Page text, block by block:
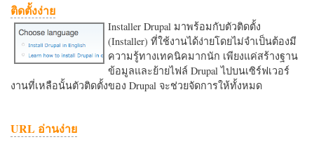
ติดตั้งง่าย
Installer Drupal มาพร้อมกับตัวติดตั้ง
(Installer) ที่ใช้งานได้ง่ายโดยไม่จำเป็นต้องมี
ความรู้ทางเทคนิคมากนัก เพียงแค่สร้างฐาน
ข้อมูลและย้ายไฟล์ Drupal ไปบนเซิร์ฟเวอร์
งานที่เหลือนั้นตัวติดตั้งของ Drupal จะช่วยจัดการให้ทั้งหมด
URL อ่านง่าย